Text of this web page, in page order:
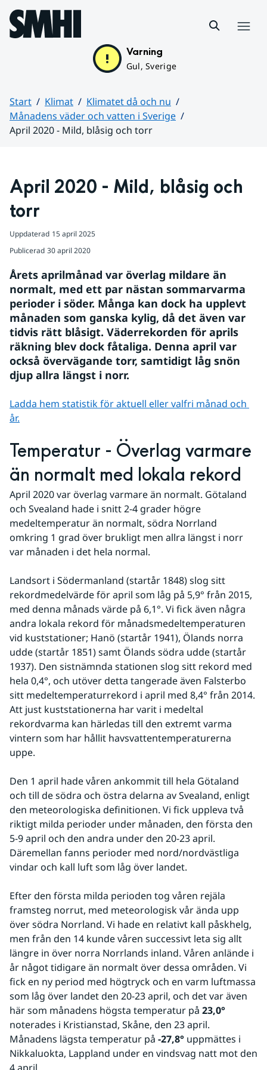
Hoppa till sidans innehåll
Varning
Gul, Sverige
Start Klimat
Klimatet då och nu
Månadens väder och vatten i Sverige
April 2020 - Mild, blåsig och torr
April 2020 - Mild, blåsig och
torr
Uppdaterad 15 april 2025
Publicerad 30 april 2020
Årets aprilmånad var överlag mildare än
normalt, med ett par nästan sommarvarma
perioder i söder. Många kan dock ha upplevt
månaden som ganska kylig, då det även var
tidvis rätt blåsigt. Väderrekorden för aprils
räkning blev dock fåtaliga. Denna april var
också övervägande torr, samtidigt låg snön
djup allra längst i norr.
Ladda hem statistik för aktuell eller valfri månad och
år.
Temperatur - Överlag varmare
än normalt med lokala rekord
April 2020 var överlag varmare än normalt. Götaland
och Svealand hade i snitt 2-4 grader högre
medeltemperatur än normalt, södra Norrland
omkring 1 grad över brukligt men allra längst i norr
var månaden i det hela normal.
Landsort i Södermanland (startår 1848) slog sitt
rekordmedelvärde för april som låg på 5,9° från 2015,
med denna månads värde på 6,1°. Vi fick även några
andra lokala rekord för månadsmedeltemperaturen
vid kuststationer; Hanö (startår 1941), Ölands norra
udde (startår 1851) samt Ölands södra udde (startår
1937). Den sistnämnda stationen slog sitt rekord med
hela 0,4°, och utöver detta tangerade även Falsterbo
sitt medeltemperaturrekord i april med 8,4° från 2014.
Att just kuststationerna har varit i medeltal
rekordvarma kan härledas till den extremt varma
vintern som har hållit havsvattentemperaturerna
uppe.
Den 1 april hade våren ankommit till hela Götaland
och till de södra och östra delarna av Svealand, enligt
den meteorologiska definitionen. Vi fick uppleva två
riktigt milda perioder under månaden, den första den
5-9 april och den andra under den 20-23 april.
Däremellan fanns perioder med nord/nordvästliga
vindar och kall luft som låg över landet.
Efter den första milda perioden tog våren rejäla
framsteg norrut, med meteorologisk vår ända upp
över södra Norrland. Vi hade en relativt kall påskhelg,
men från den 14 kunde våren successivt leta sig allt
längre in över norra Norrlands inland. Våren anlände i
år något tidigare än normalt över dessa områden. Vi
fick en ny period med högtryck och en varm luftmassa
som låg över landet den 20-23 april, och det var även
här som månadens högsta temperatur på 23,0°
noterades i Kristianstad, Skåne, den 23 april.
Månadens lägsta temperatur på -27,8° uppmättes i
Nikkaluokta, Lappland under en vindsvag natt mot den